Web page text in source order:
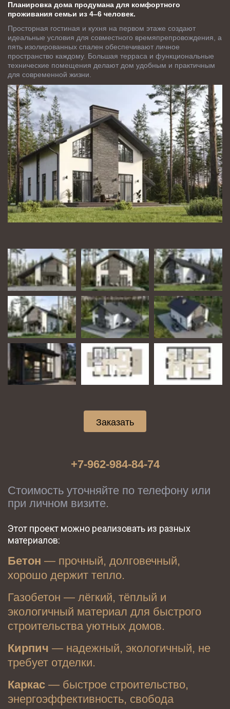
Планировка дома продумана для комфортного
проживания семьи из 4–6 человек.
Просторная гостиная и кухня на первом этаже создают
идеальные условия для совместного времяпрепровождения, а
пять изолированных спален обеспечивают личное
пространство каждому. Большая терраса и функциональные
технические помещения делают дом удобным и практичным
для современной жизни.
Заказать
+7-962-984-84-74
Стоимость уточняйте по телефону или
при личном визите.
Этот проект можно реализовать из разных
материалов:
Бетон — прочный, долговечный,
хорошо держит тепло.
Газобетон — лёгкий, тёплый и
экологичный материал для быстрого
строительства уютных домов.
Кирпич — надежный, экологичный, не
требует отделки.
Каркас — быстрое строительство,
энергоэффективность, свобода